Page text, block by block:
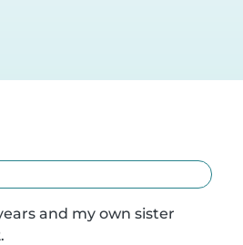
and my own sister